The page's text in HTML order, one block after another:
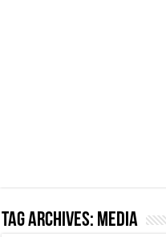
Tag Archives: media